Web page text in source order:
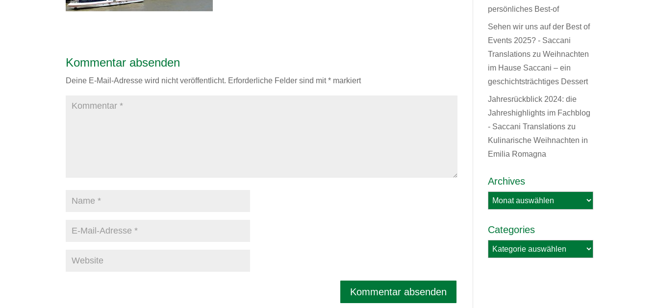
Kommentar absenden
Deine E-Mail-Adresse wird nicht veröffentlicht. Erforderliche Felder sind mit* markiert
persönliches Best-of
Sehen wir uns auf der Best of
Events 2025? - Saccani
Translationszu Weihnachten
im Hause Saccani – ein
geschichtsträchtiges Dessert
Jahresrückblick 2024: die
Jahreshighlights im Fachblog
- Saccani Translationszu
Kulinarische Weihnachten in
Emilia Romagna
Archives
Archives
Categories
Categories